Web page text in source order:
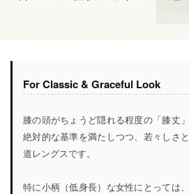
For Classic & Graceful Look
膝の頭がちょうど隠れる程度の「膝丈
絶対的な基準を満たしつつ、若々しさ
道レングスです。
特に小柄（低身長）な女性にとっては